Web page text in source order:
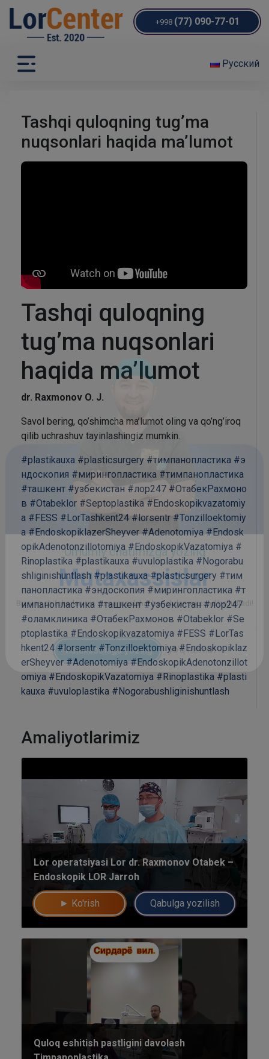
+998 (77) 090-77-01
Русский
Tashqi quloqning tug’ma
nuqsonlari haqida ma’lumot
Tashqi quloqning
tug’ma nuqsonlari
haqida ma’lumot
dr. Raxmonov O. J.
Savol bering, qo’shimcha ma’lumot oling va qo’ng’iroq
qilib uchrashuv tayinlashingiz mumkin.
#plastikauxa #plasticsurgery #тимпанопластика #э
ндоскопия #мирингопластика #тимпанопластика
#ташкент #узбекистан #лор247 #ОтабекРахмоно
в #Otabeklor #Septoplastika #Endoskopikvazatomiy
a #FESS #LorTashkent24 #lorsentr #Tonzilloektomiy
a #EndoskopiklazerSheyver #Adenotomiya #Endosk
opikAdenotonzillotomiya #EndoskopikVazatomiya #
Rinoplastika #plastikauxa #uvuloplastika #Nogorabu
shliginishuntlash #plastikauxa #plasticsurgery #тим
панопластика #эндоскопия #мирингопластика #т
импанопластика #ташкент #узбекистан #лор247
#оламклиника #ОтабекРахмонов #Otabeklor #Se
ptoplastika #Endoskopikvazatomiya #FESS #LorTas
hkent24 #lorsentr #Tonzilloektomiya #Endoskopiklaz
erSheyver #Adenotomiya #EndoskopikAdenotonzillot
omiya #EndoskopikVazatomiya #Rinoplastika #plasti
kauxa #uvuloplastika #Nogorabushliginishuntlash
Amaliyotlarimiz
Lor operatsiyasi Lor dr. Raxmonov Otabek –
Endoskopik LOR Jarroh
► Ko'rish Qabulga yozilish
Quloq eshitish pastligini davolash
Umumiy chatimizga yozing
Mutaxassislar